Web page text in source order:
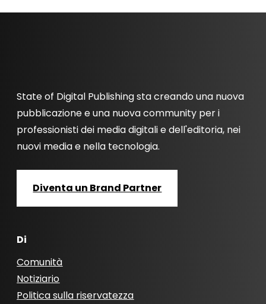
State of Digital Publishing sta creando una nuova
pubblicazione e una nuova community per i
professionisti dei media digitali e dell'editoria, nei
nuovi media e nella tecnologia.
Diventa un Brand Partner
Di
Comunità
Notiziario
Politica sulla riservatezza